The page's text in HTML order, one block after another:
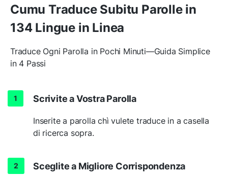
Cumu Traduce Subitu Parolle in
134 Lingue in Linea
Traduce Ogni Parolla in Pochi Minuti—Guida Simplice
in 4 Passi
Scrivite a Vostra Parolla
Inserite a parolla chì vulete traduce in a casella
di ricerca sopra.
Sceglite a Migliore Corrispondenza